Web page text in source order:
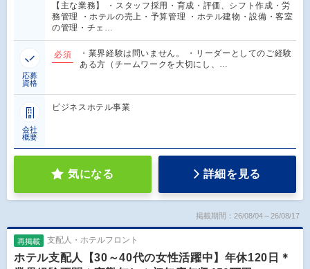
【主な業務】 ・スタッフ採用・育成・評価、シフト作成・労
務管理 ・ホテルの売上・予算管理 ・ホテル建物・設備・客室
の管理・チェ…
応募
資格
必須
・業界経験は問いません。 ・リーダーとしてのご経験
ある方（チームワークを大切にし、…
会社
概要
ビジネスホテル事業
気になる 詳細を見る
掲載期間：26/08/04～26/08/17
再掲載 支配人・ホテルフロント
ホテル支配人【30～40代の女性活躍中】年休120日＊